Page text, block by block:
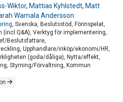
Wiktor, Mattias Kyhlstedt, Matt
Wamala Andersson
, Svenska, Beslutsstöd, Förinspelat,
(incl Q&A), Verktyg för implementering,
Beslutsfattare,
Upphandlare/inköp/ekonomi/HR,
(goda/dåliga), Nytta/effekt,
Styrning/Förvaltning, Kommun